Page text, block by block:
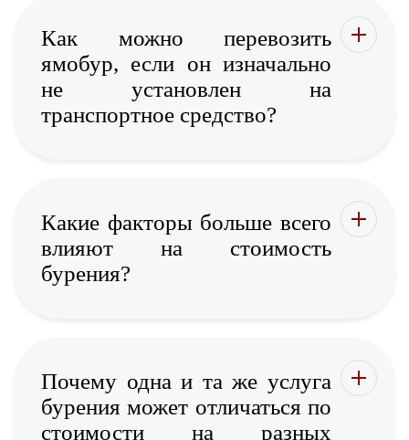
Как можно перевозить
ямобур, если он изначально
не установлен на
транспортное средство?
Какие факторы больше всего
влияют на стоимость
бурения?
Почему одна и та же услуга
бурения может отличаться по
стоимости на разных